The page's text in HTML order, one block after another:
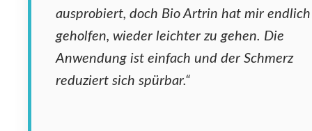
ausprobiert, doch Bio Artrin hat mir endlich
geholfen, wieder leichter zu gehen. Die
Anwendung ist einfach und der Schmerz
reduziert sich spürbar.“